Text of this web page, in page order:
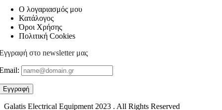
Ο λογαριασμός μου
Κατάλογος
Όροι Χρήσης
Πολιτική Cookies
στο newsletter μας
Galatis Electrical Equipment2023 . All Rights Reserved